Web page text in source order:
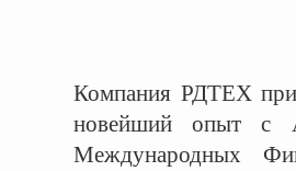
Компания РДТЕХ
новейший опыт с
Международных